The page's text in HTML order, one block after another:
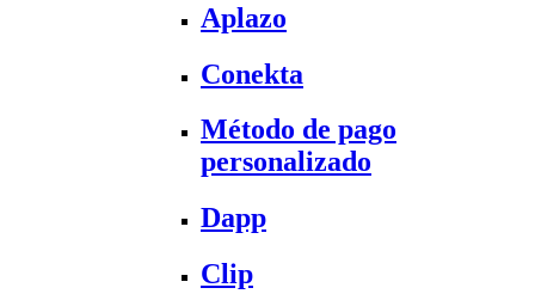
Aplazo
Conekta
Método de pago
personalizado
Dapp
Clip